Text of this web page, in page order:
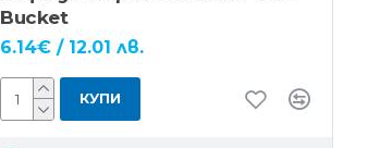
Bucket
6.14€ / 12.01 лв.
КУПИ